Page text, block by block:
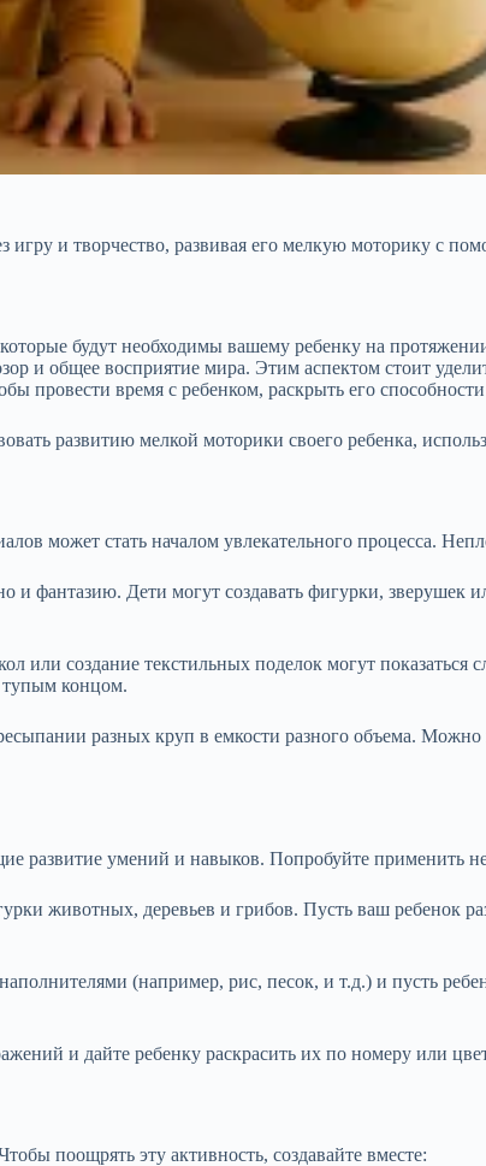
и творчество, развивая его мелкую моторику с
будут необходимы вашему ребенку на
и общее восприятие мира. Этим аспектом стоит
провести время с ребенком, раскрыть его
развитию мелкой моторики своего ребенка,
может стать началом увлекательного процесса.
и фантазию. Дети могут создавать фигурки,
или создание текстильных поделок могут показаться
тупым концом.
разных круп в емкости разного объема.
развитие умений и навыков. Попробуйте применить
животных, деревьев и грибов. Пусть ваш ребенок
(например, рис, песок, и т.д.) и пусть
и дайте ребенку раскрасить их по номеру или
поощрять эту активность, создавайте вместе: